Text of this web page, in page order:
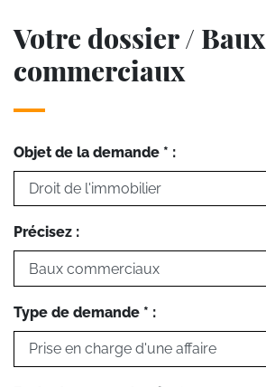
Votre dossier / Baux
commerciaux
Objet de la demande * :
Précisez :
Type de demande * :